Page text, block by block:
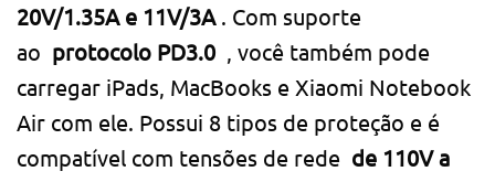
20V/1.35A e 11V/3A. Com suporte
ao protocolo PD3.0 , você também pode
carregar iPads, MacBooks e Xiaomi Notebook
Air com ele. Possui 8 tipos de proteção e é
compatível com tensões de rede de 110V a